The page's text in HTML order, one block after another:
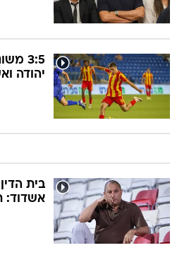
3:5
יהודה
בית
אשדוד: